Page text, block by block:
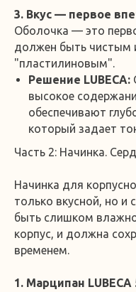
3. Вкус — первое
Оболочка — это
должен быть чистым
"пластилиновым".
Решение LUBECA:
высокое
обеспечивают
который задает
Часть 2: Начинка.
Начинка для
только вкусной, но и
быть слишком
корпус, и должна
временем.
1. Марципан